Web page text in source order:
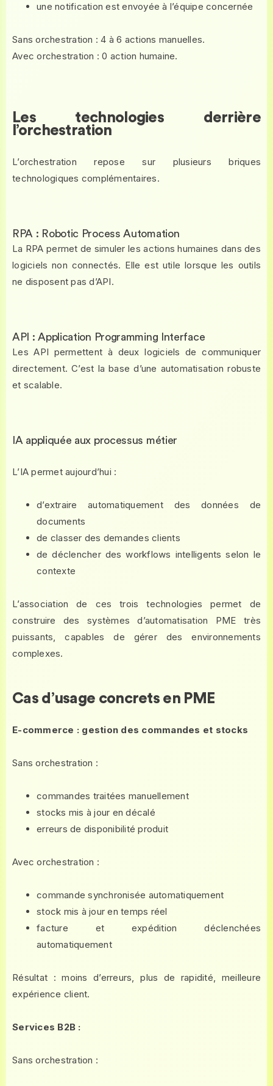
une notification est envoyée à l’équipe concernée
Sans orchestration : 4 à 6 actions manuelles.
Avec orchestration : 0 action humaine.
Les technologies derrière
l’orchestration
L’orchestration repose sur plusieurs briques
technologiques complémentaires.
RPA : Robotic Process Automation
La RPA permet de simuler les actions humaines dans des
logiciels non connectés. Elle est utile lorsque les outils
ne disposent pas d’API.
API : Application Programming Interface
Les API permettent à deux logiciels de communiquer
directement. C’est la base d’une automatisation robuste
et scalable.
IA appliquée aux processus métier
L’IA permet aujourd’hui :
d’extraire automatiquement des données de
documents
de classer des demandes clients
de déclencher des workflows intelligents selon le
contexte
L’association de ces trois technologies permet de
construire des systèmes d’automatisation PME très
puissants, capables de gérer des environnements
complexes.
Cas d’usage concrets en PME
E-commerce : gestion des commandes et stocks
Sans orchestration :
commandes traitées manuellement
stocks mis à jour en décalé
erreurs de disponibilité produit
Avec orchestration :
commande synchronisée automatiquement
stock mis à jour en temps réel
facture et expédition déclenchées
automatiquement
Résultat : moins d’erreurs, plus de rapidité, meilleure
expérience client.
Services B2B :
Sans orchestration :